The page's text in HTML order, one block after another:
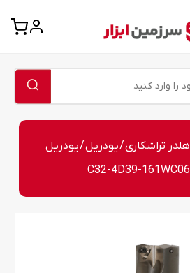
هلدر تراشکاری/یودریل/ یودریل